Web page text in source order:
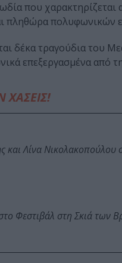
που
πληθώρα πολυφωνικών
τραγούδια του
επεξεργασμένα από
ΧΑΣΕΙΣ!
και Λίνα Νικολακοπούλου
Φεστιβάλ στη Σκιά των